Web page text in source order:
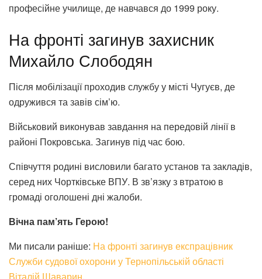
професійне училище, де навчався до 1999 року.
На фронті загинув захисник
Михайло Слободян
Після мобілізації проходив службу у місті Чугуєв, де
одружився та завів сім’ю.
Військовий виконував завдання на передовій лінії в
районі Покровська. Загинув під час бою.
Співчуття родині висловили багато установ та закладів,
серед них Чортківське ВПУ. В зв’язку з втратою в
громаді оголошені дні жалоби.
Вічна пам’ять Герою!
Ми писали раніше: На фронті загинув експрацівник
Служби судової охорони у Тернопільській області